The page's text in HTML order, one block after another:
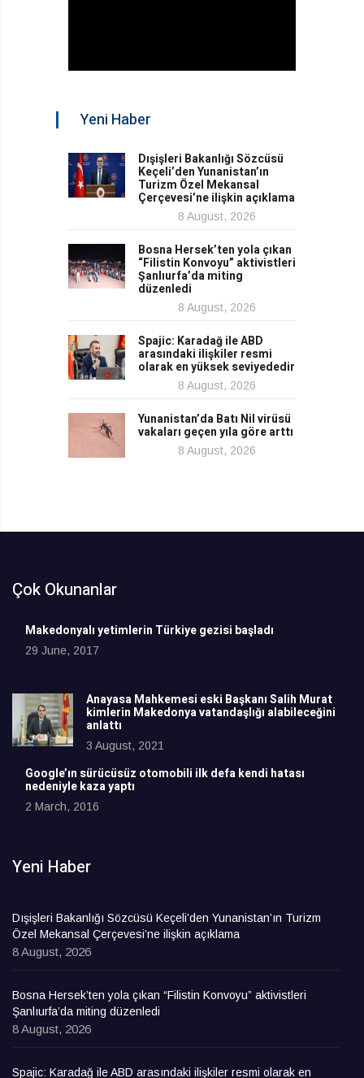
Yeni Haber
Dışişleri Bakanlığı Sözcüsü
Keçeli’den Yunanistan’ın
Turizm Özel Mekansal
Çerçevesi’ne ilişkin açıklama
8 August, 2026
Bosna Hersek’ten yola çıkan
“Filistin Konvoyu” aktivistleri
Şanlıurfa’da miting
düzenledi
8 August, 2026
Spajic: Karadağ ile ABD
arasındaki ilişkiler resmi
olarak en yüksek seviyededir
8 August, 2026
Yunanistan’da Batı Nil virüsü
vakaları geçen yıla göre arttı
8 August, 2026
Çok Okunanlar
Makedonyalı yetimlerin Türkiye gezisi başladı
29 June, 2017
Anayasa Mahkemesi eski Başkanı Salih Murat
kimlerin Makedonya vatandaşlığı alabileceğini
anlattı
3 August, 2021
Google’ın sürücüsüz otomobili ilk defa kendi hatası
nedeniyle kaza yaptı
2 March, 2016
Yeni Haber
Dışişleri Bakanlığı Sözcüsü Keçeli’den Yunanistan’ın Turizm
Özel Mekansal Çerçevesi’ne ilişkin açıklama
8 August, 2026
Bosna Hersek’ten yola çıkan “Filistin Konvoyu” aktivistleri
Şanlıurfa’da miting düzenledi
8 August, 2026
Spajic: Karadağ ile ABD arasındaki ilişkiler resmi olarak en